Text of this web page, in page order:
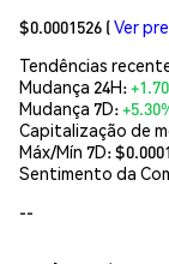
$0.0001526 (Ver
Tendências
Mudança 24H:
Mudança 7D:
Capitalização de
Máx/Mín 7D: $
Sentimento da
--